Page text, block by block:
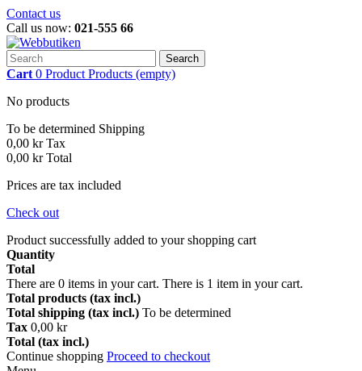
Contact us
Call us now: 021-555 66
Search
Cart 0 Product Products (empty)
No products
To be determined Shipping
0,00 kr Tax
0,00 kr Total
Prices are tax included
Check out
Product successfully added to your shopping cart
Quantity
Total
There are 0 items in your cart. There is 1 item in your cart.
Total products (tax incl.)
Total shipping (tax incl.) To be determined
Tax 0,00 kr
Total (tax incl.)
Continue shopping Proceed to checkout